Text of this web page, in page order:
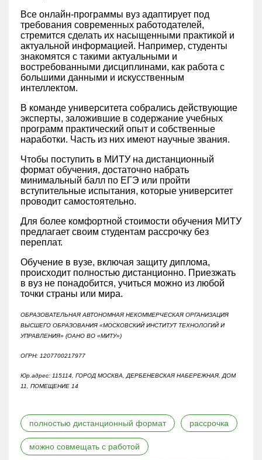
полностью дистанционный формат рассрочка
можно совмещать с работой
Все онлайн-программы вуз адаптирует под
требования современных работодателей,
стремится сделать их насыщенными практикой и
актуальной информацией. Например, студенты
знакомятся с такими актуальными и
востребованными дисциплинами, как работа с
большими данными и искусственным
интеллектом.
В команде университета собрались действующие
эксперты, заложившие в содержание учебных
программ практический опыт и собственные
наработки. Часть из них имеют научные звания.
Чтобы поступить в МИТУ на дистанционный
формат обучения, достаточно набрать
минимальный балл по ЕГЭ или пройти
вступительные испытания, которые университет
проводит самостоятельно.
Для более комфортной стоимости обучения МИТУ
предлагает своим студентам рассрочку без
переплат.
Обучение в вузе, включая защиту диплома,
происходит полностью дистанционно. Приезжать
в вуз не понадобится, учиться можно из любой
точки страны или мира.
ОБРАЗОВАТЕЛЬНАЯ АВТОНОМНАЯ НЕКОММЕРЧЕСКАЯ ОРГАНИЗАЦИЯ
ВЫСШЕГО ОБРАЗОВАНИЯ «МОСКОВСКИЙ ИНСТИТУТ ТЕХНОЛОГИЙ И
УПРАВЛЕНИЯ» (ОАНО ВО «МИТУ»)
ОГРН: 1207700217977
Юр.адрес: 115114, ГОРОД МОСКВА, ДЕРБЕНЕВСКАЯ НАБЕРЕЖНАЯ, ДОМ
11, ПОМЕЩЕНИЕ 14